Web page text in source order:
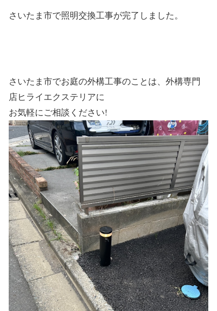
さいたま市で照明交換工事が完了しました。
さいたま市でお庭の外構工事のことは、外構専門
店ヒライエクステリアに
お気軽にご相談ください!